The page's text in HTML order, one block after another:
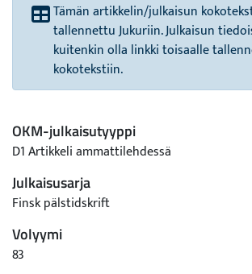
Tämän artikkelin/julkaisun
tallennettu Jukuriin. Julkaisun
kuitenkin olla linkki toisaalle
kokotekstiin.
OKM-julkaisutyyppi
D1 Artikkeli ammattilehdessä
Julkaisusarja
Finsk pälstidskrift
Volyymi
83